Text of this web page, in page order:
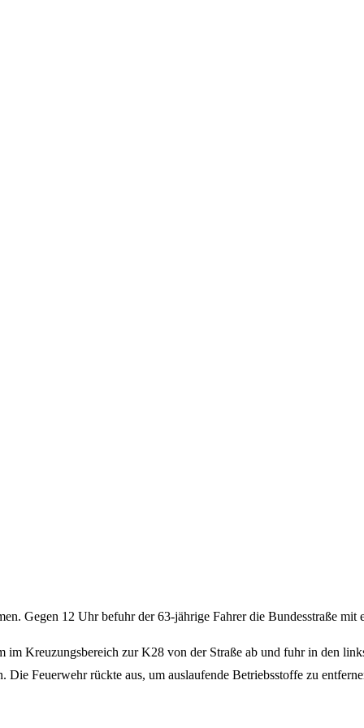
Gegen 12 Uhr befuhr der 63-jährige Fahrer die Bundesstraße
Kreuzungsbereich zur K28 von der Straße ab und fuhr in den
Feuerwehr rückte aus, um auslaufende Betriebsstoffe zu